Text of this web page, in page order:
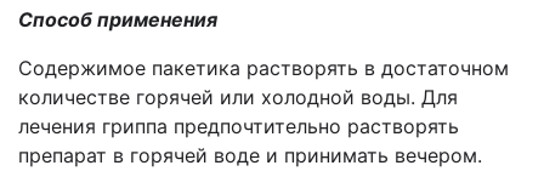
Способ применения
Содержимое пакетика растворять в достаточном
количестве горячей или холодной воды. Для
лечения гриппа предпочтительно растворять
препарат в горячей воде и принимать вечером.